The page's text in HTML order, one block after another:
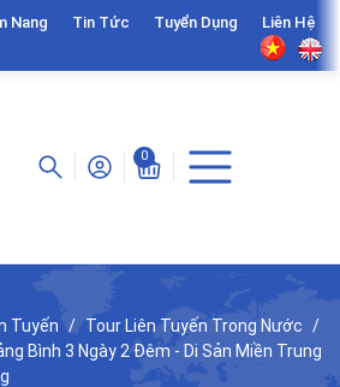
Nang Tin Tức Tuyển Dụng Liên Hệ
0
Tuyến
Tour Liên Tuyến Trong Nước
Bình 3 Ngày 2 Đêm - Di Sản Miền Trung